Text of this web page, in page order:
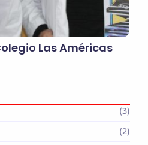
Las Américas
(3)
(2)